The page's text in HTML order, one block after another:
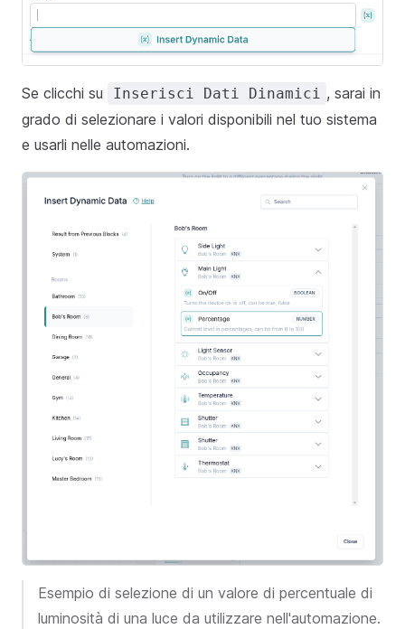
Se clicchi su Inserisci Dati Dinamici , sarai in
grado di selezionare i valori disponibili nel tuo sistema
e usarli nelle automazioni.
Esempio di selezione di un valore di percentuale di
luminosità di una luce da utilizzare nell'automazione.